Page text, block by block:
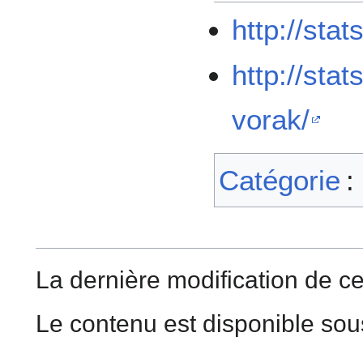
http://
http://
vorak/
Catégorie :
La dernière modification de
Le contenu est disponible